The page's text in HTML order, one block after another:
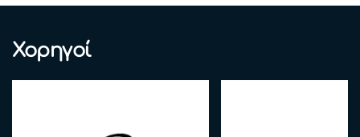
Χορηγοί